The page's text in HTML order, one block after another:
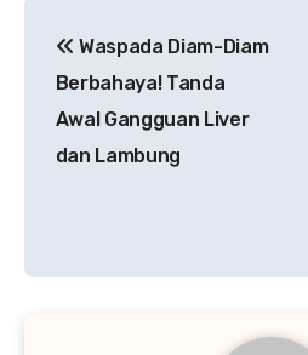
pos
Waspada Diam-Diam
Berbahaya! Tanda
Awal Gangguan Liver
dan Lambung